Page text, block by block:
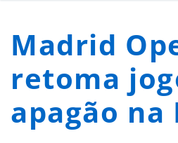
Madrid
retoma
apagão na